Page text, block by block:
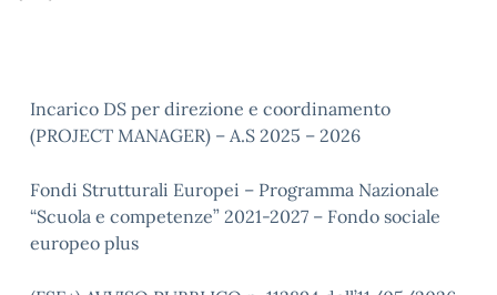
Incarico DS per direzione e coordinamento
(PROJECT MANAGER) – A.S 2025 – 2026
Fondi Strutturali Europei – Programma Nazionale
“Scuola e competenze” 2021-2027 – Fondo sociale
europeo plus